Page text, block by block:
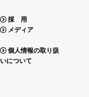
採 用
メディア
個人情報の取り扱
いについて